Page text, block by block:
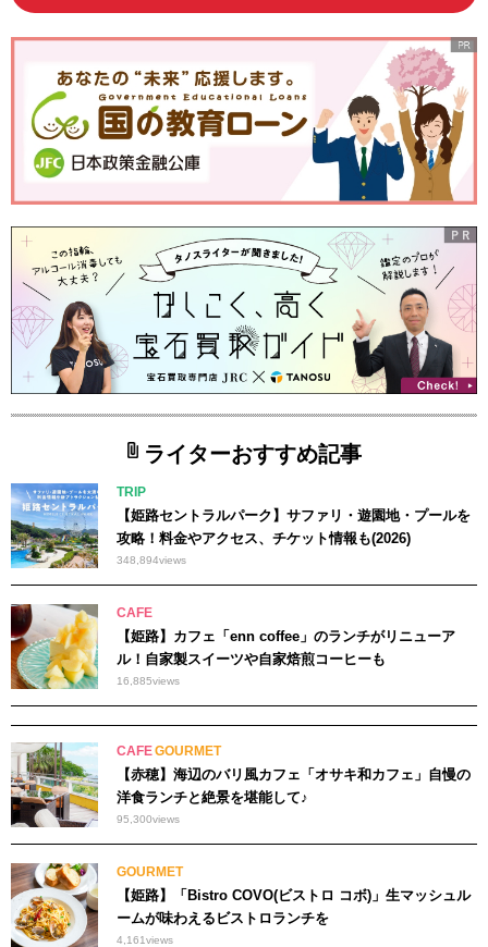
ライターおすすめ記事
TRIP
【姫路セントラルパーク】サファリ・遊園地・プールを
攻略！料金やアクセス、チケット情報も(2026)
348,894views
CAFE
【姫路】カフェ「enn coffee」のランチがリニューア
ル！自家製スイーツや自家焙煎コーヒーも
16,885views
CAFEGOURMET
【赤穂】海辺のバリ風カフェ「オサキ和カフェ」自慢の
洋食ランチと絶景を堪能して♪
95,300views
GOURMET
【姫路】「Bistro COVO(ビストロ コボ)」生マッシュル
ームが味わえるビストロランチを
4,161views